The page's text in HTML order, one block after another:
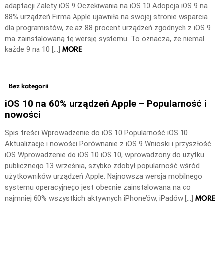
adaptacji Zalety iOS 9 Oczekiwania na iOS 10 Adopcja iOS 9 na
88% urządzeń Firma Apple ujawniła na swojej stronie wsparcia
dla programistów, że aż 88 procent urządzeń zgodnych z iOS 9
ma zainstalowaną tę wersję systemu. To oznacza, że niemal
każde 9 na 10 […] MORE
Bez kategorii
iOS 10 na 60% urządzeń Apple – Popularność i
nowości
Spis treści Wprowadzenie do iOS 10 Popularność iOS 10
Aktualizacje i nowości Porównanie z iOS 9 Wnioski i przyszłość
iOS Wprowadzenie do iOS 10 iOS 10, wprowadzony do użytku
publicznego 13 września, szybko zdobył popularność wśród
użytkowników urządzeń Apple. Najnowsza wersja mobilnego
systemu operacyjnego jest obecnie zainstalowana na co
najmniej 60% wszystkich aktywnych iPhone’ów, iPadów […] MORE